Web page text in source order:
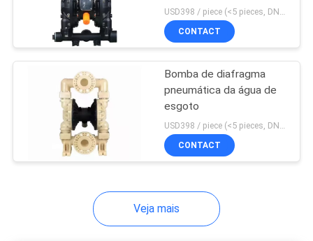
diafragma DN125
USD398 / piece (<5 pieces, DN15-PP) MOQ:1 parte
CONTACT
Bomba de diafragma
pneumática da água de
esgoto
USD398 / piece (<5 pieces, DN15-PP) MOQ:1 parte
CONTACT
Veja mais